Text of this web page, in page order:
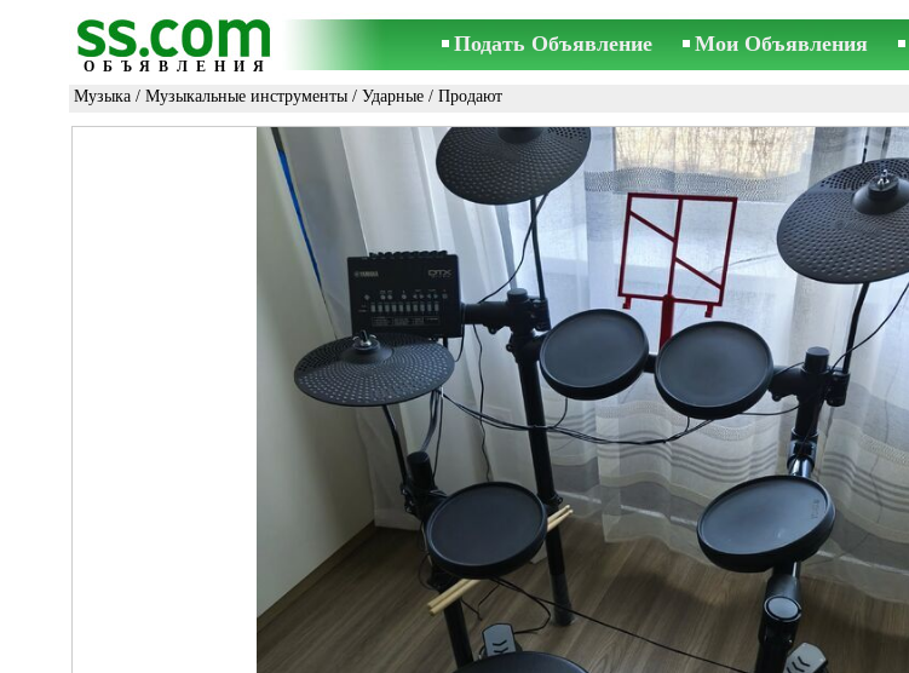
ОБЪЯВЛЕНИЯ
Подать Объявление Мои Объявления
Музыка / Музыкальные инструменты / Ударные / Продают